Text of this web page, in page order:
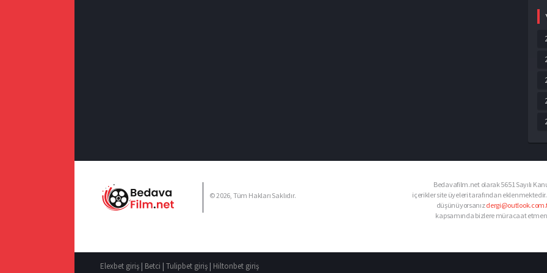
© 2026, Tüm Hakları Saklıdır.
Bedavafilm.net olarak 5651 Sayılı
içerikler site üyeleri tarafından
düşünüyorsanız
kapsamında bizlere müracaat
Elexbet giriş | Betci | Tulipbet giriş | Hiltonbet giriş